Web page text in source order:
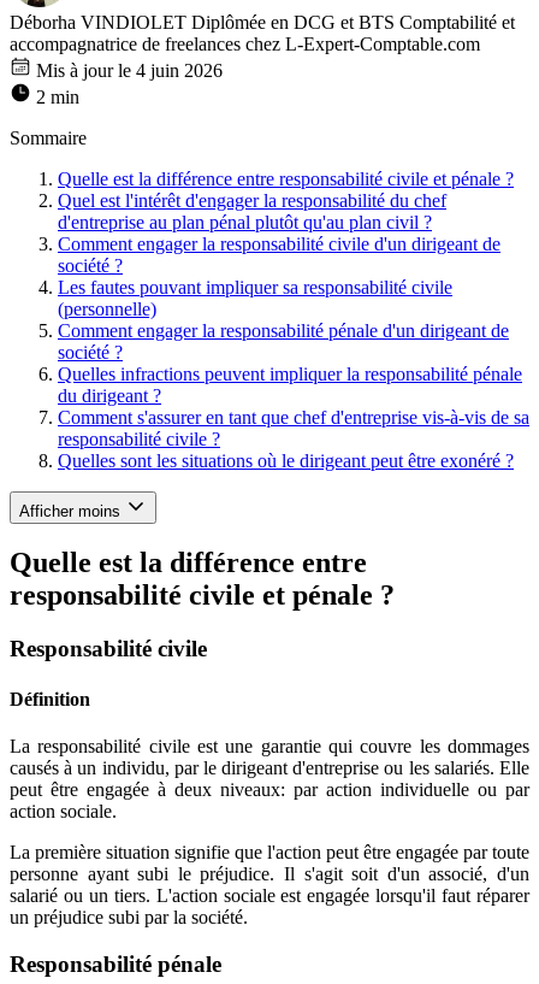
Déborha VINDIOLET Diplômée en DCG et BTS Comptabilité et
accompagnatrice de freelances chez L-Expert-Comptable.com
Mis à jour le 4 juin 2026
2 min
Sommaire
Quelle est la différence entre responsabilité civile et pénale ?
Quel est l'intérêt d'engager la responsabilité du chef
d'entreprise au plan pénal plutôt qu'au plan civil ?
Comment engager la responsabilité civile d'un dirigeant de
société ?
Les fautes pouvant impliquer sa responsabilité civile
(personnelle)
Comment engager la responsabilité pénale d'un dirigeant de
société ?
Quelles infractions peuvent impliquer la responsabilité pénale
du dirigeant ?
Comment s'assurer en tant que chef d'entreprise vis-à-vis de sa
responsabilité civile ?
Quelles sont les situations où le dirigeant peut être exonéré ?
Afficher moins
Quelle est la différence entre
responsabilité civile et pénale ?
Responsabilité civile
Définition
La responsabilité civile est une garantie qui couvre les dommages
causés à un individu, par le dirigeant d'entreprise ou les salariés. Elle
peut être engagée à deux niveaux: par action individuelle ou par
action sociale.
La première situation signifie que l'action peut être engagée par toute
personne ayant subi le préjudice. Il s'agit soit d'un associé, d'un
salarié ou un tiers. L'action sociale est engagée lorsqu'il faut réparer
un préjudice subi par la société.
Responsabilité pénale